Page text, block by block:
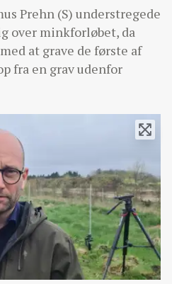
Prehn (S) understregede
over minkforløbet, da
at grave de første af
fra en grav udenfor